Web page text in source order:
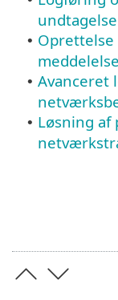
•
• Avanceret
• Løsning af